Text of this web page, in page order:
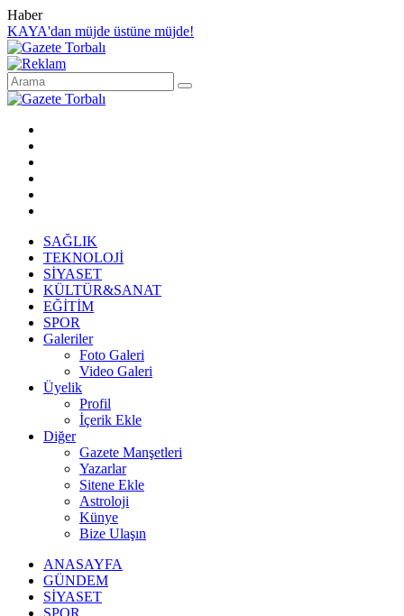
Haber
KAYA'dan müjde üstüne müjde!
SAĞLIK
TEKNOLOJİ
SİYASET
KÜLTÜR&SANAT
EĞİTİM
SPOR
Galeriler
Foto Galeri
Video Galeri
Üyelik
Profil
İçerik Ekle
Diğer
Gazete Manşetleri
Yazarlar
Sitene Ekle
Astroloji
Künye
Bize Ulaşın
ANASAYFA
GÜNDEM
SİYASET
SPOR